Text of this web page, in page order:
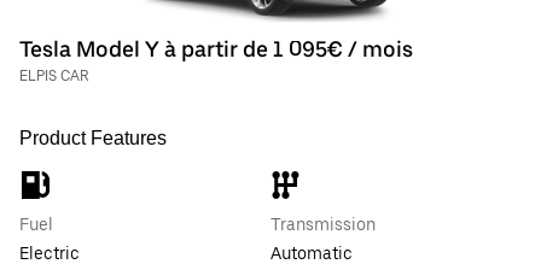
Tesla Model Y à partir de 1 095€ / mois
ELPIS CAR
Product Features
Fuel
Electric
Transmission
Automatic